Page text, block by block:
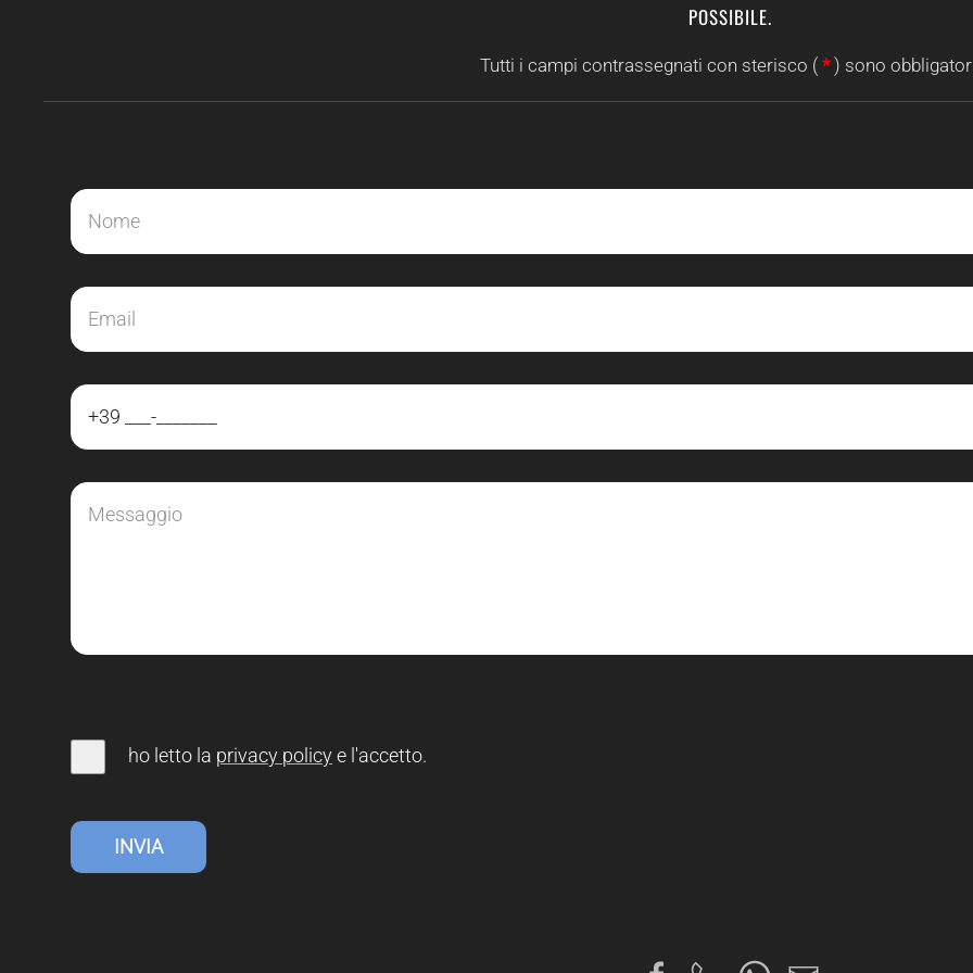
POSSIBILE.
Tutti i campi contrassegnati con sterisco ( *) sono
ho letto la privacy policye l'accetto.
INVIA